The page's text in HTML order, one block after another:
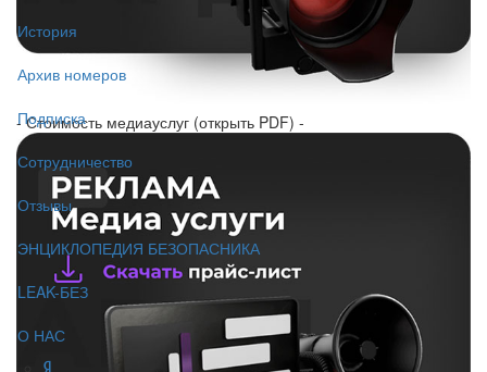
История
Архив номеров
Подписка
Сотрудничество
Отзывы
ЭНЦИКЛОПЕДИЯ БЕЗОПАСНИКА
LEAK-БЕЗ
О НАС
- Стоимость медиауслуг (открыть PDF) -